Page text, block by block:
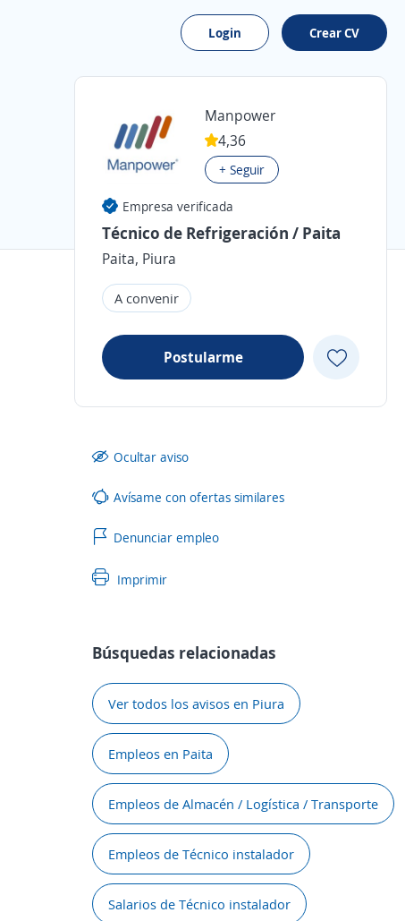
Login Crear CV
Manpower
4,36
+ Seguir
Empresa verificada
Técnico de Refrigeración / Paita
Paita, Piura
A convenir
Postularme
Ocultar aviso
Avísame con ofertas similares
Denunciar empleo
Imprimir
Búsquedas relacionadas
Ver todos los avisos en Piura
Empleos en Paita
Empleos de Almacén / Logística / Transporte
Empleos de Técnico instalador
Salarios de Técnico instalador